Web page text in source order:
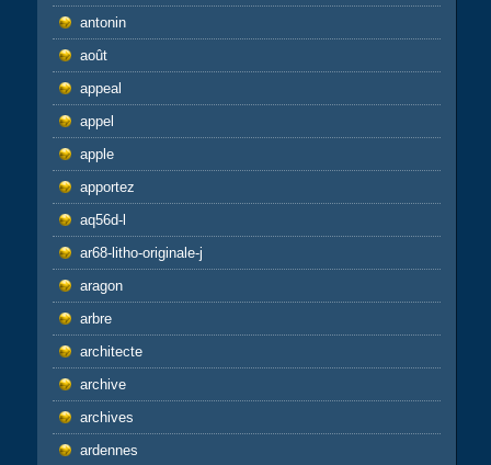
antonin
août
appeal
appel
apple
apportez
aq56d-l
ar68-litho-originale-j
aragon
arbre
architecte
archive
archives
ardennes